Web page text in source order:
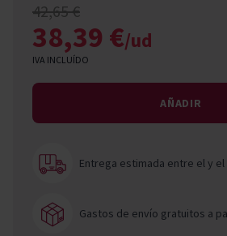
42,65 €
38,39 €/ud
IVA INCLUÍDO
AÑADIR
Entrega estimada entre ely el
Gastos de envío gratuitos a